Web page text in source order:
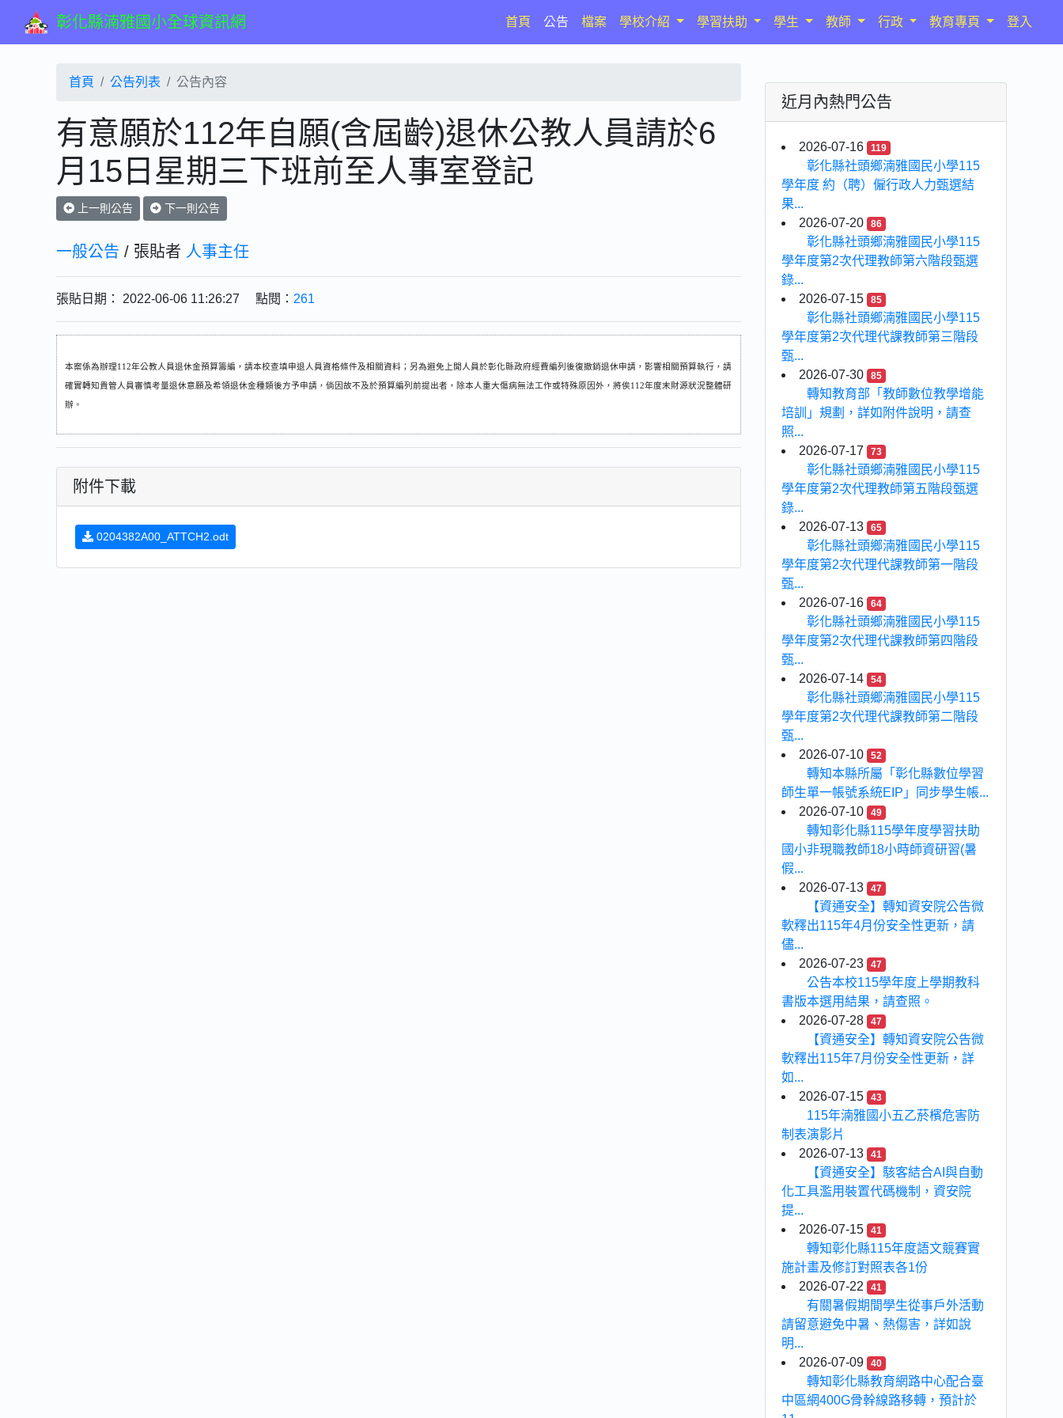
彰化縣湳雅國小全球資訊網 首頁(current)
公告 檔案 學校介紹 學習扶助 學生 教師 行政 教育專頁 登入
首頁 公告列表 公告內容
有意願於112年自願(含屆齡)退休公教人員請於6
月15日星期三下班前至人事室登記
上一則公告 下一則公告
一般公告 / 張貼者 人事主任
張貼日期： 2022-06-06 11:26:27 點閱： 261
本案係為辦理112年公教人員退休金預算籌編，請本校查填申退人員資格條件及相關資料；另為避免上開人員於彰化縣政府經費編列後復撤銷退休申請，影響相關預算執行，請
確實轉知貴管人員審慎考量退休意願及希領退休金種類後方予申請，倘因故不及於預算編列前提出者，除本人重大傷病無法工作或特殊原因外，將俟112年度末財源狀況整體研
辦。
附件下載
0204382A00_ATTCH2.odt
近月內熱門公告
2026-07-16 119
彰化縣社頭鄉湳雅國民小學115
學年度 約（聘）僱行政人力甄選結
果...
2026-07-20
86
彰化縣社頭鄉湳雅國民小學115
學年度第2次代理教師第六階段甄選
錄...
2026-07-15
85
彰化縣社頭鄉湳雅國民小學115
學年度第2次代理代課教師第三階段
甄...
2026-07-30
85
轉知教育部「教師數位教學增能
培訓」規劃，詳如附件說明，請查
照...
2026-07-17
73
彰化縣社頭鄉湳雅國民小學115
學年度第2次代理教師第五階段甄選
錄...
2026-07-13
65
彰化縣社頭鄉湳雅國民小學115
學年度第2次代理代課教師第一階段
甄...
2026-07-16
64
彰化縣社頭鄉湳雅國民小學115
學年度第2次代理代課教師第四階段
甄...
2026-07-14
54
彰化縣社頭鄉湳雅國民小學115
學年度第2次代理代課教師第二階段
甄...
2026-07-10
52
轉知本縣所屬「彰化縣數位學習
師生單一帳號系統EIP」同步學生帳...
2026-07-10
49
轉知彰化縣115學年度學習扶助
國小非現職教師18小時師資研習(暑
假...
2026-07-13
47
【資通安全】轉知資安院公告微
軟釋出115年4月份安全性更新，請
儘...
2026-07-23
47
公告本校115學年度上學期教科
書版本選用結果，請查照。
2026-07-28
47
【資通安全】轉知資安院公告微
軟釋出115年7月份安全性更新，詳
如...
2026-07-15
43
115年湳雅國小五乙菸檳危害防
制表演影片
2026-07-13
41
【資通安全】駭客結合AI與自動
化工具濫用裝置代碼機制，資安院
提...
2026-07-15
41
轉知彰化縣115年度語文競賽實
施計畫及修訂對照表各1份
2026-07-22
41
有關暑假期間學生從事戶外活動
請留意避免中暑、熱傷害，詳如說
明...
2026-07-09
40
轉知彰化縣教育網路中心配合臺
中區網400G骨幹線路移轉，預計於